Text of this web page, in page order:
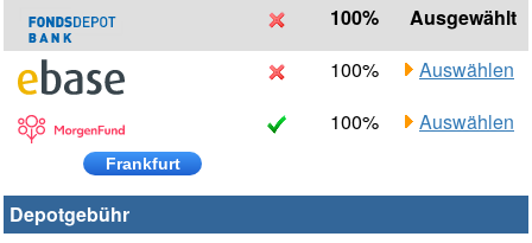
100%
Ausgewählt
100%
Auswählen
Frankfurt
100% Auswählen
Depotgebühr